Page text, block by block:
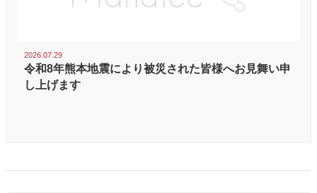
2026.07.29
令和8年熊本地震により被災された皆様へお見舞い申
し上げます